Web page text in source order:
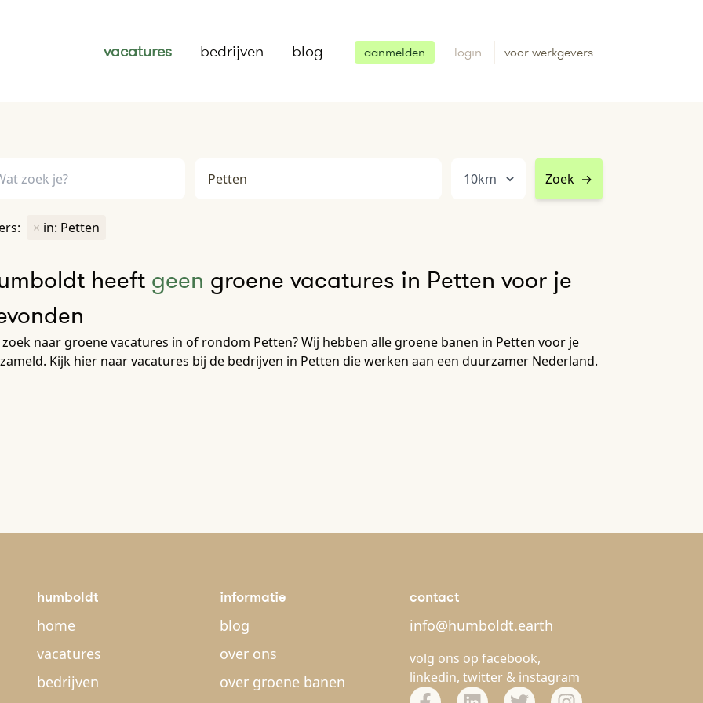
vacatures bedrijven blog aanmelden login voor werkgevers
Zoek →
× in: Petten
heeft geen groene vacatures in Petten voor je
naar groene vacatures in of rondom Petten? Wij hebben alle groene banen in Petten voor je
Kijk hier naar vacatures bij de bedrijven in Petten die werken aan een duurzamer Nederland.
humboldt
home
vacatures
bedrijven
informatie
blog
over ons
over groene banen
contact
info@humboldt.earth
volg ons op facebook,
linkedin, twitter & instagram